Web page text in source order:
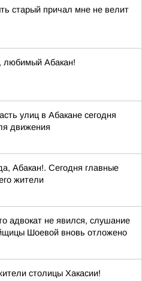
старый причал мне не велит
любимый Абакан!
улиц в Абакане сегодня
движения
Абакан!. Сегодня главные
жители
адвокат не явился, слушание
Шоевой вновь отложено
столицы Хакасии!